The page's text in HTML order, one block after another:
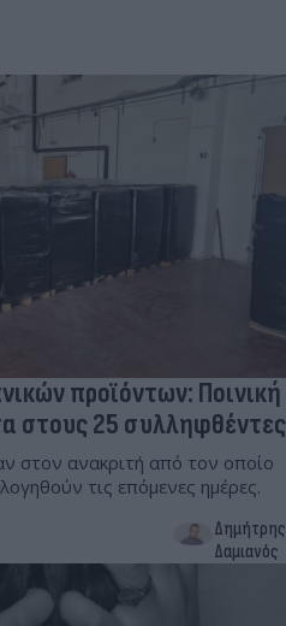
προϊόντων: Ποινική
στους 25 συλληφθέντες
στον ανακριτή από τον οποίο
τις επόμενες ημέρες.
Δημήτρης
Δαμιανός